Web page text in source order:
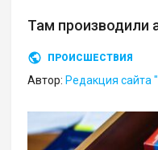
Там производили
ПРОИСШЕСТВИЯ
Автор: Редакция сайта